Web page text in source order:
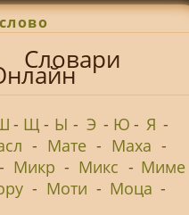
Словари
- Щ- Ы - Э - Ю- Я -
- Мате - Маха -
- Микр - Микс - Миме
- Моти - Моца -